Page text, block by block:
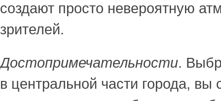
создают просто невероятную
зрителей.
Достопримечательности.
в центральной части города, вы